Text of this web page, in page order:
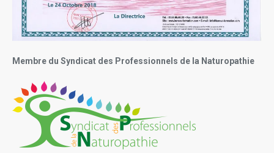
Membre du Syndicat des Professionnels de la Naturopathie